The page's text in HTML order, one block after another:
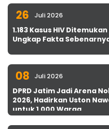
26 Juli 2026
1.183 Kasus HIV
Ungkap Fakta
08 Juli 2026
DPRD Jatim Jadi Arena
2026, Hadirkan Uston
untuk 1.000 Warga